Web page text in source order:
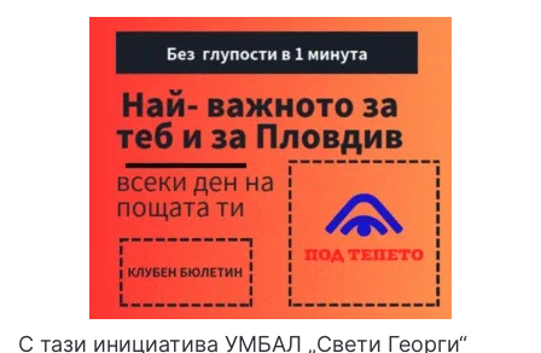
С тази инициатива УМБАЛ „Свети Георги“